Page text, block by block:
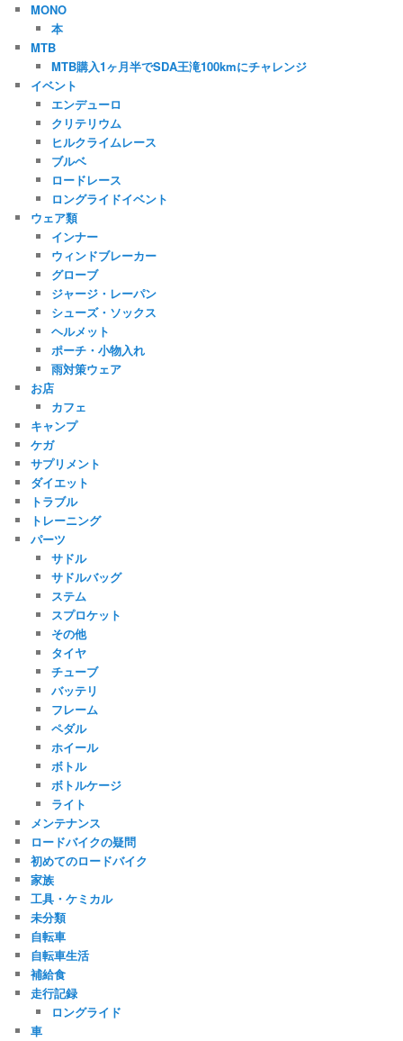
MONO
本
MTB
MTB購入1ヶ月半でSDA王滝100kmにチャレンジ
イベント
エンデューロ
クリテリウム
ヒルクライムレース
ブルベ
ロードレース
ロングライドイベント
ウェア類
インナー
ウィンドブレーカー
グローブ
ジャージ・レーパン
シューズ・ソックス
ヘルメット
ポーチ・小物入れ
雨対策ウェア
お店
カフェ
キャンプ
ケガ
サプリメント
ダイエット
トラブル
トレーニング
パーツ
サドル
サドルバッグ
ステム
スプロケット
その他
タイヤ
チューブ
バッテリ
フレーム
ペダル
ホイール
ボトル
ボトルケージ
ライト
メンテナンス
ロードバイクの疑問
初めてのロードバイク
家族
工具・ケミカル
未分類
自転車
自転車生活
補給食
走行記録
ロングライド
車